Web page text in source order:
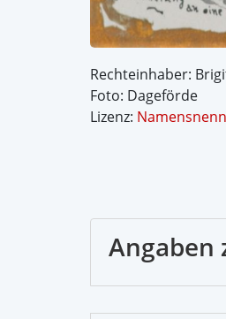
Rechteinhaber:
Foto: Dageförde
Lizenz:
Angaben